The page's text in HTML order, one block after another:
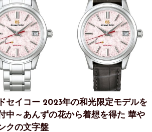
セイコー 2023年の和光限定モデルを
中～あんずの花から着想を得た 華や
クの文字盤